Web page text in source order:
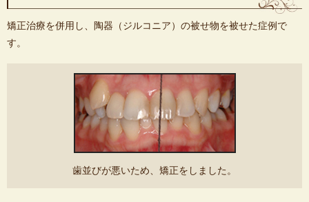
矯正治療を併用し、陶器（ジルコニア）の被せ物を被せた症例で
す。
歯並びが悪いため、矯正をしました。